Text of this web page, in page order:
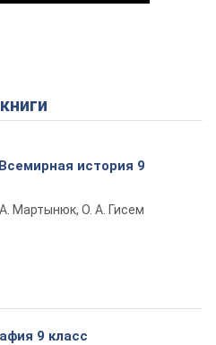
Play Video
история 9
Мартынюк, О. А. Гисем
9 класс